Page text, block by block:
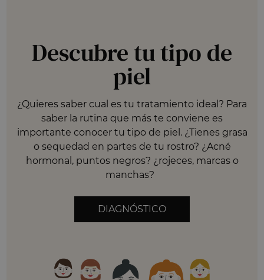
Descubre tu tipo de
piel
¿Quieres saber cual es tu tratamiento ideal? Para
saber la rutina que más te conviene es
importante conocer tu tipo de piel. ¿Tienes grasa
o sequedad en partes de tu rostro? ¿Acné
hormonal, puntos negros? ¿rojeces, marcas o
manchas?
DIAGNÓSTICO